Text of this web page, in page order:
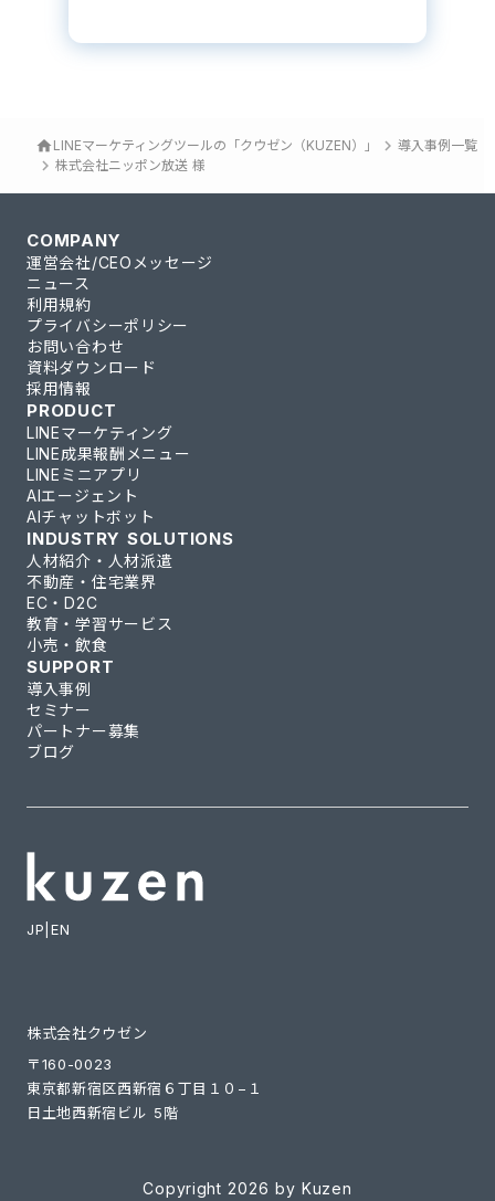
home LINEマーケティングツールの「クウゼン（KUZEN）」 keyboard_arrow_right 導入事例一覧
keyboard_arrow_right 株式会社ニッポン放送 様
JP EN
株式会社クウゼン
〒160-0023
東京都新宿区西新宿６丁目１０−１
日土地西新宿ビル 5階
COMPANY
運営会社/CEOメッセージ
ニュース
利用規約
プライバシーポリシー
お問い合わせ
資料ダウンロード
採用情報
PRODUCT
LINEマーケティング
LINE成果報酬メニュー
LINEミニアプリ
AIエージェント
AIチャットボット
INDUSTRY SOLUTIONS
人材紹介・人材派遣
不動産・住宅業界
EC・D2C
教育・学習サービス
小売・飲食
SUPPORT
導入事例
セミナー
パートナー募集
ブログ
Copyright 2026 by Kuzen